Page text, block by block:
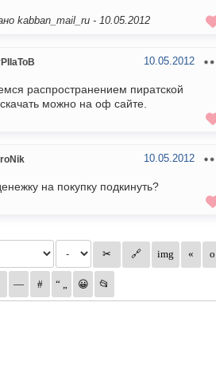
kabban_mail_ru - 10.05.2012
10.05.2012
распространением пиратской
можно на оф сайте.
10.05.2012
на покупку подкинуть?